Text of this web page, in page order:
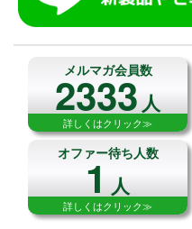
メルマガ会員数
2333人
詳しくはクリック≫
オファー待ち人数
1人
詳しくはクリック≫